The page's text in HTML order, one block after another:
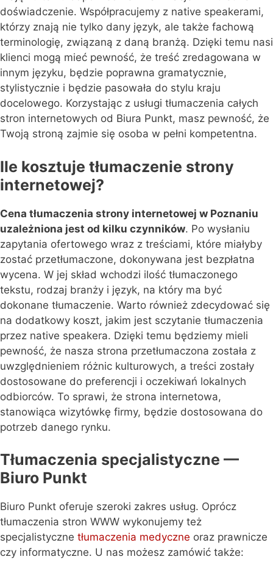
doświadczenie. Współpracujemy z native speakerami,
którzy znają nie tylko dany język, ale także fachową
terminologię, związaną z daną branżą. Dzięki temu nasi
klienci mogą mieć pewność, że treść zredagowana w
innym języku, będzie poprawna gramatycznie,
stylistycznie i będzie pasowała do stylu kraju
docelowego. Korzystając z usługi tłumaczenia całych
stron internetowych od Biura Punkt, masz pewność, że
Twoją stroną zajmie się osoba w pełni kompetentna.
Ile kosztuje tłumaczenie strony
internetowej?
Cena tłumaczenia strony internetowej w Poznaniu
uzależniona jest od kilku czynników. Po wysłaniu
zapytania ofertowego wraz z treściami, które miałyby
zostać przetłumaczone, dokonywana jest bezpłatna
wycena. W jej skład wchodzi ilość tłumaczonego
tekstu, rodzaj branży i język, na który ma być
dokonane tłumaczenie. Warto również zdecydować się
na dodatkowy koszt, jakim jest sczytanie tłumaczenia
przez native speakera. Dzięki temu będziemy mieli
pewność, że nasza strona przetłumaczona została z
uwzględnieniem różnic kulturowych, a treści zostały
dostosowane do preferencji i oczekiwań lokalnych
odbiorców. To sprawi, że strona internetowa,
stanowiąca wizytówkę firmy, będzie dostosowana do
potrzeb danego rynku.
Tłumaczenia specjalistyczne —
Biuro Punkt
Biuro Punkt oferuje szeroki zakres usług. Oprócz
tłumaczenia stron WWW wykonujemy też
specjalistyczne tłumaczenia medyczne oraz prawnicze
czy informatyczne. U nas możesz zamówić także: